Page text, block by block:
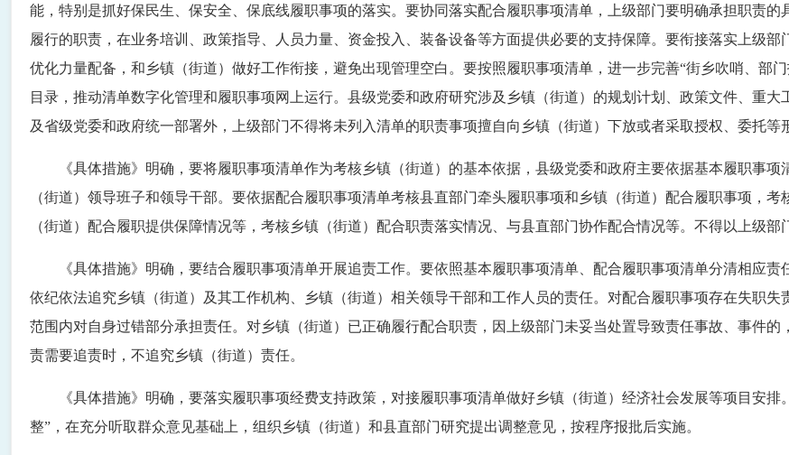
能，特别是抓好保民生、保安全、保底线履职事项的落实。要协同落实配合履职事项清单，上级部门要明确承担职责
履行的职责，在业务培训、政策指导、人员力量、资金投入、装备设备等方面提供必要的支持保障。要衔接落实上级
优化力量配备，和乡镇（街道）做好工作衔接，避免出现管理空白。要按照履职事项清单，进一步完善“街乡吹哨、部
目录，推动清单数字化管理和履职事项网上运行。县级党委和政府研究涉及乡镇（街道）的规划计划、政策文件、重
及省级党委和政府统一部署外，上级部门不得将未列入清单的职责事项擅自向乡镇（街道）下放或者采取授权、委托等
《具体措施》明确，要将履职事项清单作为考核乡镇（街道）的基本依据，县级党委和政府主要依据基本履职事
（街道）领导班子和领导干部。要依据配合履职事项清单考核县直部门牵头履职事项和乡镇（街道）配合履职事项，
（街道）配合履职提供保障情况等，考核乡镇（街道）配合职责落实情况、与县直部门协作配合情况等。不得以上级部
《具体措施》明确，要结合履职事项清单开展追责工作。要依照基本履职事项清单、配合履职事项清单分清相应
依纪依法追究乡镇（街道）及其工作机构、乡镇（街道）相关领导干部和工作人员的责任。对配合履职事项存在失职
范围内对自身过错部分承担责任。对乡镇（街道）已正确履行配合职责，因上级部门未妥当处置导致责任事故、事件
责需要追责时，不追究乡镇（街道）责任。
《具体措施》明确，要落实履职事项经费支持政策，对接履职事项清单做好乡镇（街道）经济社会发展等项目安
整”，在充分听取群众意见基础上，组织乡镇（街道）和县直部门研究提出调整意见，按程序报批后实施。